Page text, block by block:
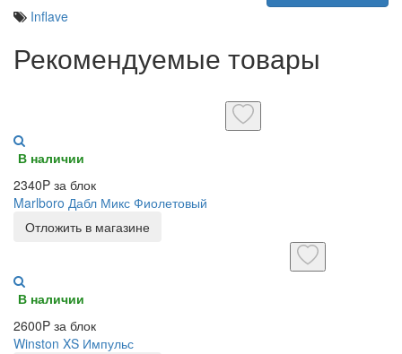
Inflave
Рекомендуемые товары
В наличии
2340P за блок
Marlboro Дабл Микс Фиолетовый
Отложить в магазине
В наличии
2600P за блок
Winston XS Импульс